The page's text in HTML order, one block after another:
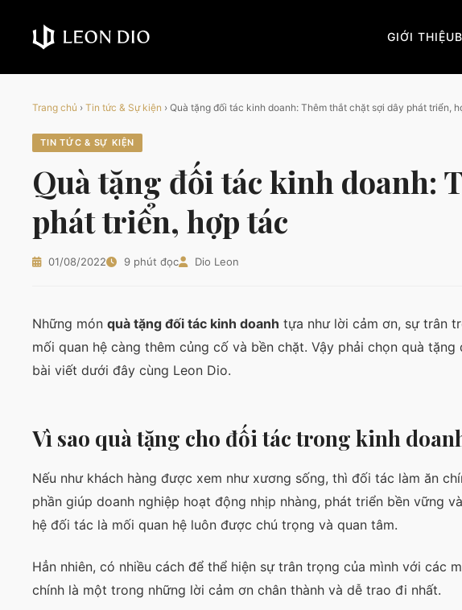
GIỚI THIỆU
Trang chủ › Tin tức & Sự kiện › Quà tặng đối tác kinh doanh: Thêm thắt chặt sợi dây phát triển,
TIN TỨC & SỰ KIỆN
Quà tặng đối tác kinh doanh:
phát triển, hợp tác
01/08/2022 9 phút đọc Dio Leon
Những món quà tặng đối tác kinh doanh tựa như lời cảm ơn, sự trân
mối quan hệ càng thêm củng cố và bền chặt. Vậy phải chọn quà
bài viết dưới đây cùng Leon Dio.
Vì sao quà tặng cho đối tác trong kinh
Nếu như khách hàng được xem như xương sống, thì đối tác làm ăn
phần giúp doanh nghiệp hoạt động nhịp nhàng, phát triển bền vững
hệ đối tác là mối quan hệ luôn được chú trọng và quan tâm.
Hẳn nhiên, có nhiều cách để thể hiện sự trân trọng của mình với các
chính là một trong những lời cảm ơn chân thành và dễ trao đi nhất.